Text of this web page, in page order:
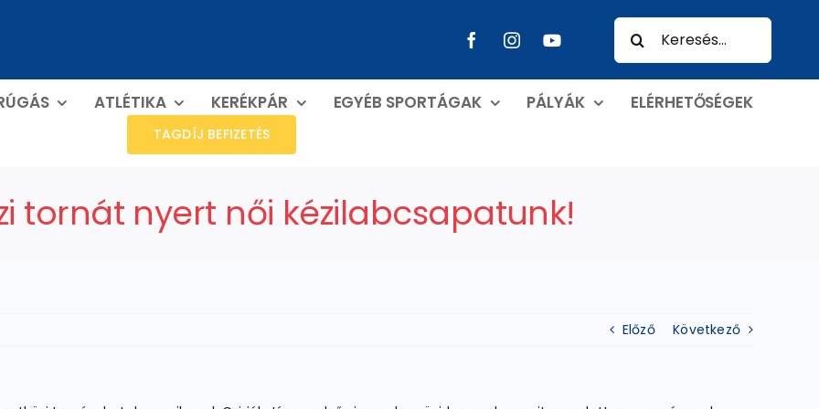
Keresés...
ATLÉTIKA KERÉKPÁR EGYÉB SPORTÁGAK PÁLYÁK ELÉRHETŐSÉGEK
TAGDÍJ BEFIZETÉS
tornát nyert női kézilabcsapatunk!
Előző Következő